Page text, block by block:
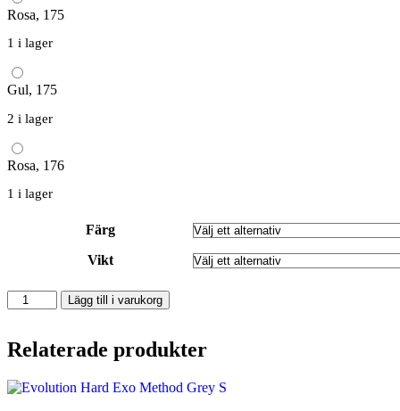
Rosa, 175
1 i lager
Gul, 175
2 i lager
Rosa, 176
1 i lager
Färg
Vikt
Mentor
Active
mängd
Lägg till i varukorg
Relaterade produkter